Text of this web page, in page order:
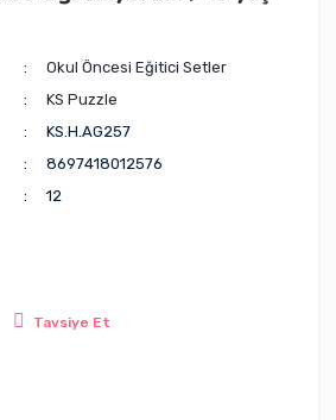
Okul Öncesi Eğitici Setler
KS Puzzle
KS.H.AG257
8697418012576
12
Tavsiye Et